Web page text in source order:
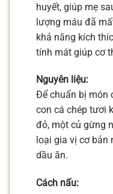
huyết, giúp mẹ
lượng máu đã
khả năng kích
tính mát giúp cơ
Nguyên liệu:
Để chuẩn bị món
con cá chép tươi
đỏ, một củ gừng
loại gia vị cơ bản
dầu ăn.
Cách nấu: